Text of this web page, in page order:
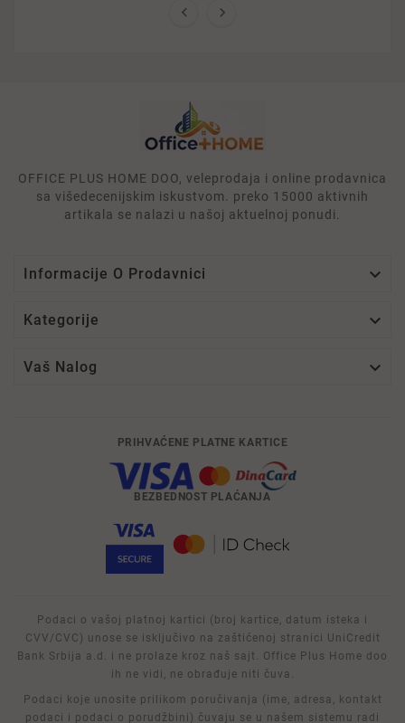
 
OFFICE PLUS HOME DOO, veleprodaja i online prodavnica
sa višedecenijskim iskustvom. preko 15000 aktivnih
artikala se nalazi u našoj aktuelnoj ponudi.
Informacije O Prodavnici 
Kategorije 
Vaš Nalog 
PRIHVAĆENE PLATNE KARTICE
BEZBEDNOST PLAĆANJA
Podaci o vašoj platnoj kartici (broj kartice, datum isteka i
CVV/CVC) unose se isključivo na zaštićenoj stranici UniCredit
Bank Srbija a.d. i ne prolaze kroz naš sajt. Office Plus Home doo
ih ne vidi, ne obrađuje niti čuva.
Podaci koje unosite prilikom poručivanja (ime, adresa, kontakt
podaci i podaci o porudžbini) čuvaju se u našem sistemu radi